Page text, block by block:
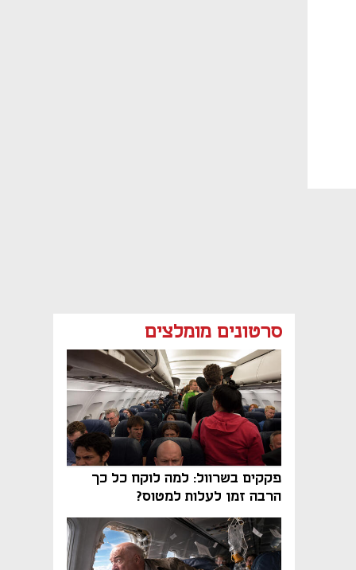
סרטונים מומלצים
פקקים בשרוול: למה לוקח כל כך
הרבה זמן לעלות למטוס?